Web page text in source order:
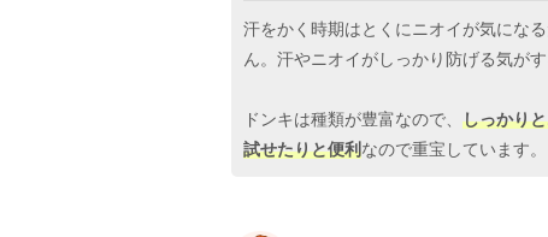
汗をかく時期はとくにニオイが気にな
ん。汗やニオイがしっかり防げる気が
ドンキは種類が豊富なので、 しっかり
試せたりと便利なので重宝しています。